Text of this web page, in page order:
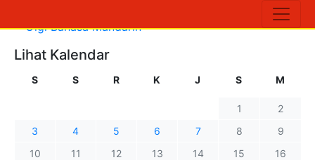
Lihat Kalendar
S S R K J S M
1
2
3
4 5 6 7 8
9
10
11 12 13 14 15
16